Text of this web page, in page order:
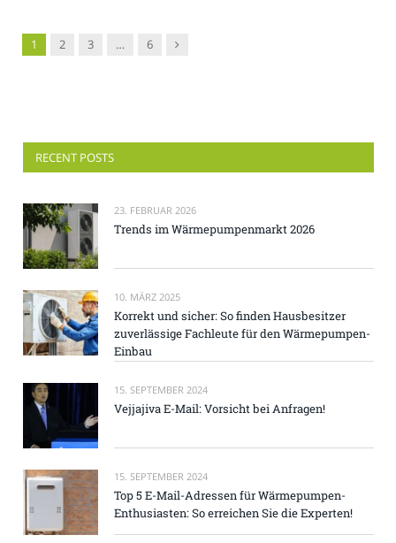
1 2 3 … 6 Nachfolger
RECENT POSTS
23. FEBRUAR 2026
Trends im Wärmepumpenmarkt 2026
10. MÄRZ 2025
Korrekt und sicher: So finden Hausbesitzer
zuverlässige Fachleute für den Wärmepumpen-
Einbau
15. SEPTEMBER 2024
Vejjajiva E-Mail: Vorsicht bei Anfragen!
15. SEPTEMBER 2024
Top 5 E-Mail-Adressen für Wärmepumpen-
Enthusiasten: So erreichen Sie die Experten!